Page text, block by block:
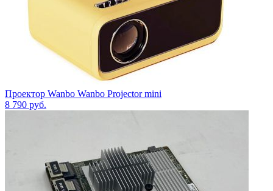
Проектор Wanbo Wanbo Projector mini
8 790 руб.